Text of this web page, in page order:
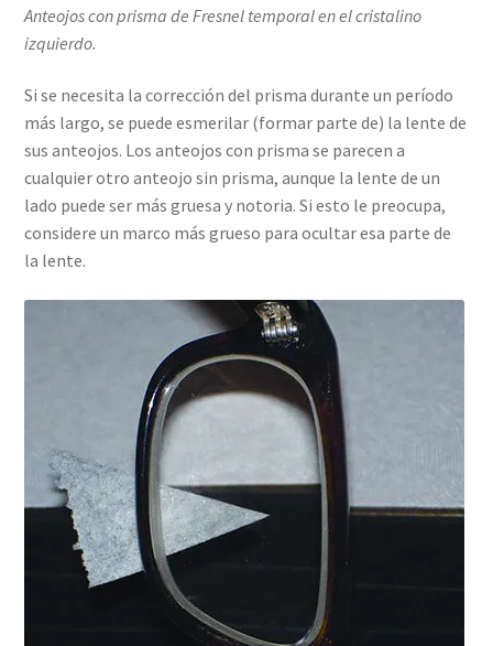
Anteojos con prisma de Fresnel temporal en el cristalino
izquierdo.
Si se necesita la corrección del prisma durante un período
más largo, se puede esmerilar (formar parte de) la lente de
sus anteojos. Los anteojos con prisma se parecen a
cualquier otro anteojo sin prisma, aunque la lente de un
lado puede ser más gruesa y notoria. Si esto le preocupa,
considere un marco más grueso para ocultar esa parte de
la lente.